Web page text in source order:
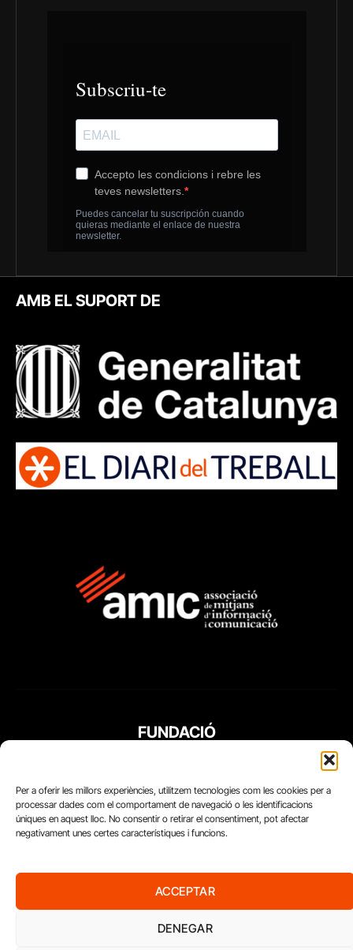
Per a oferir les millors experiències, utilitzem tecnologies com les cookies per a
processar dades com el comportament de navegació o les identificacions
úniques en aquest lloc. No consentir o retirar el consentiment, pot afectar
negativament unes certes característiques i funcions.
ACCEPTAR
DENEGAR
AMB EL SUPORT DE
FUNDACIÓ